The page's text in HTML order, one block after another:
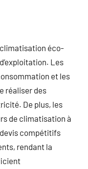
éco-
Les
et les
réaliser des
De plus, les
de climatisation à
compétitifs
rendant la